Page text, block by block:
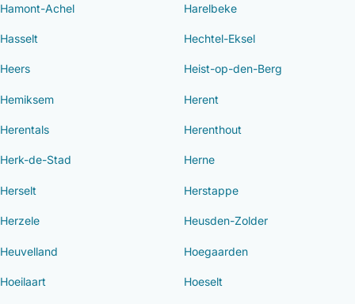
Hamont-Achel Harelbeke
Hasselt Hechtel-Eksel
Heers Heist-op-den-Berg
Hemiksem Herent
Herentals Herenthout
Herk-de-Stad Herne
Herselt Herstappe
Herzele Heusden-Zolder
Heuvelland Hoegaarden
Hoeilaart Hoeselt